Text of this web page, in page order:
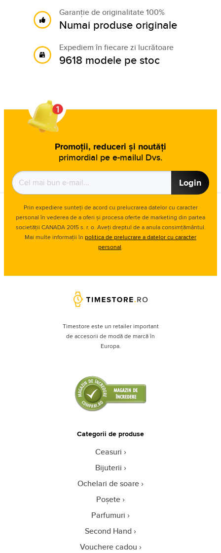
Garanție de originalitate 100%
Numai produse originale
Expediem în fiecare zi lucrătoare
9618 modele pe stoc
Promoții, reduceri și noutăți
primordial pe e-mailul Dvs.
Login
Prin expediere sunteți de acord cu prelucrarea datelor cu caracter
personal în vederea de a oferi și procesa oferte de marketing din partea
societății CANADA 2015 s. r. o. Aveți dreptul de a anula consimțământul.
Mai multe informații în politica de prelucrare a datelor cu caracter
personal.
Timestore este un retailer important
de accesorii de modă de marcă în
Europa.
Categorii de produse
Ceasuri
Bijuterii
Ochelari de soare
Poșete
Parfumuri
Second Hand
Vouchere cadou